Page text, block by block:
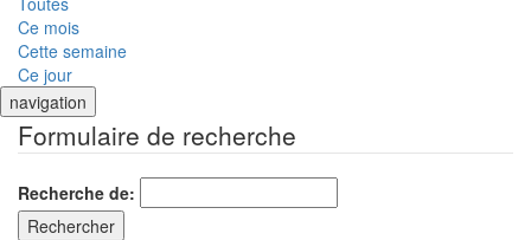
Ce mois
Cette semaine
Ce jour
navigation
Formulaire de recherche
Recherche de: